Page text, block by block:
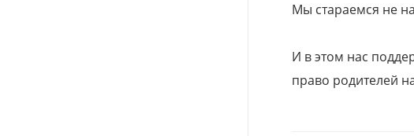
Мы стараемся не
И в этом нас
право родителей